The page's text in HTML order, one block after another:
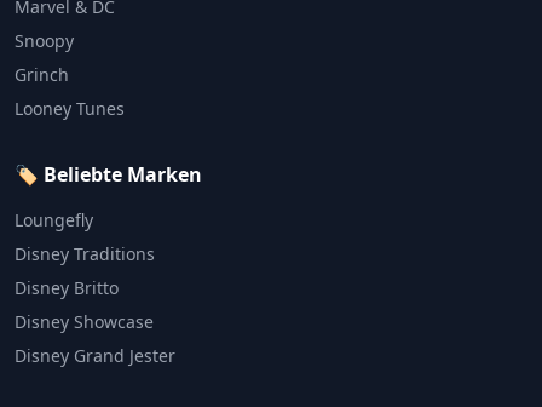
Marvel & DC
Snoopy
Grinch
Looney Tunes
🏷️ Beliebte Marken
Loungefly
Disney Traditions
Disney Britto
Disney Showcase
Disney Grand Jester